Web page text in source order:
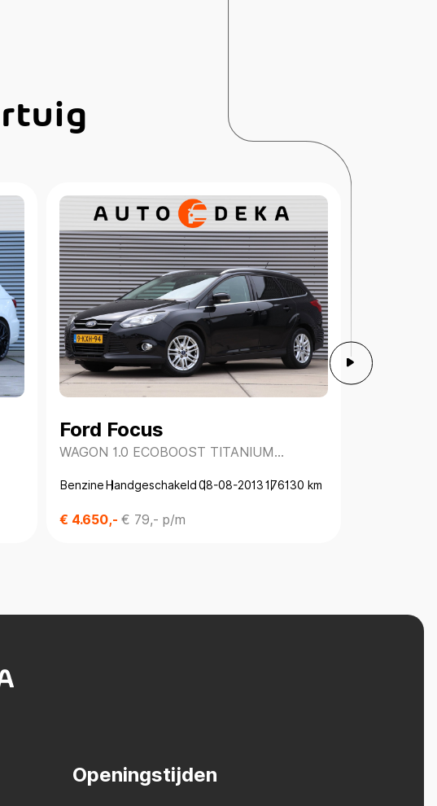
Ford Focus
WAGON 1.0 ECOBOOST TITANIUM
Benzine Handgeschakeld 08-08-2013176130 km
€ 4.650,-€ 79,- p/m
Openingstijden